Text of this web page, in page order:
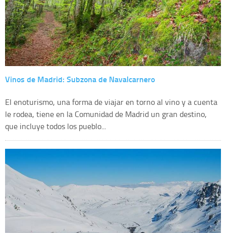
Vinos de Madrid: Subzona de Navalcarnero
El enoturismo, una forma de viajar en torno al vino y a cuenta
le rodea, tiene en la Comunidad de Madrid un gran destino,
que incluye todos los pueblo...